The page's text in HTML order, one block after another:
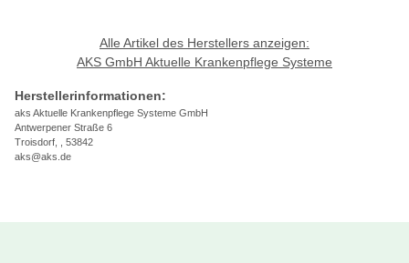
Alle Artikel des Herstellers anzeigen:
AKS GmbH Aktuelle Krankenpflege Systeme
Herstellerinformationen:
aks Aktuelle Krankenpflege Systeme GmbH
Antwerpener Straße 6
Troisdorf, , 53842
aks@aks.de